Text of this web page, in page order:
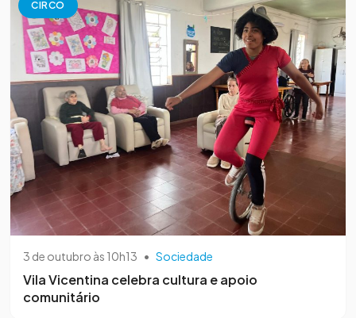
CIRCO
3 de outubro às 10h13 • Sociedade
Vila Vicentina celebra cultura e apoio
comunitário